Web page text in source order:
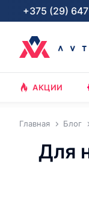
+375 (29)
АКЦИИ
Главная Блог
Для